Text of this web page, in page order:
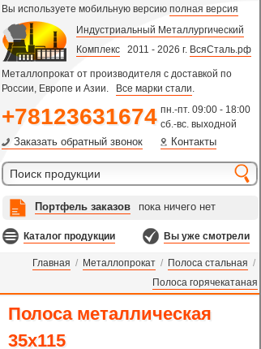
Вы используете мобильную версию полная версия
Индустриальный Металлургический
Комплекс 2011 - 2026 г. ВсяСталь.рф
Металлопрокат от производителя с доставкой по
России, Европе и Азии.
Все марки стали.
+78123631674 пн.-пт. 09:00 - 18:00
сб.-вс. выходной
Заказать обратный звонок Контакты
Портфель заказов пока ничего нет
Каталог продукции Вы уже смотрели
Главная / Металлопрокат / Полоса стальная /
Полоса горячекатаная
Полоса металлическая
35х115